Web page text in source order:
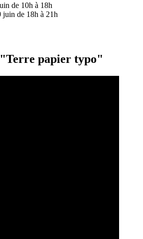
de 10h à 18h
juin de 18h à 21h
papier typo"